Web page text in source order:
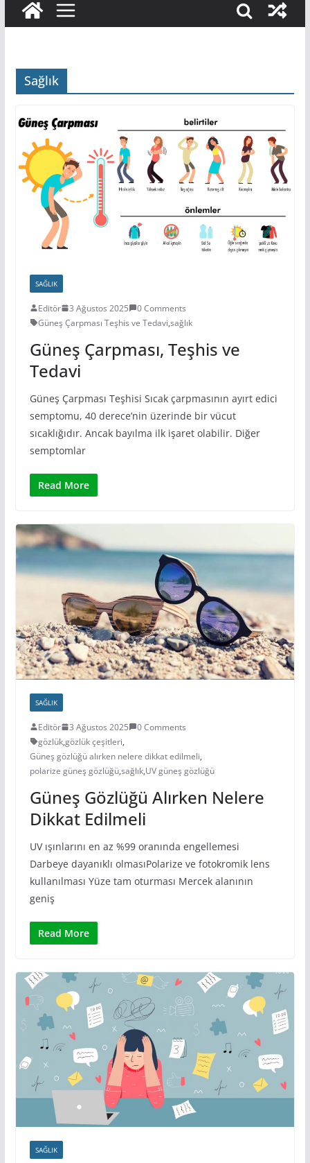
Sağlık
SAĞLIK
Editör 3 Ağustos 2025
0 Comments
Güneş Çarpması Teşhis ve Tedavi,sağlık
Güneş Çarpması, Teşhis ve
Tedavi
Güneş Çarpması Teşhisi Sıcak çarpmasının ayırt edici
semptomu, 40 derece’nin üzerinde bir vücut
sıcaklığıdır. Ancak bayılma ilk işaret olabilir. Diğer
semptomlar
Read More
SAĞLIK
Editör 3 Ağustos 2025
0 Comments
gözlük,gözlük çeşitleri,
Güneş gözlüğü alırken nelere dikkat edilmeli,
polarize güneş gözlüğü,sağlık,UV güneş gözlüğü
Güneş Gözlüğü Alırken Nelere
Dikkat Edilmeli
UV ışınlarını en az %99 oranında engellemesi
Darbeye dayanıklı olmasıPolarize ve fotokromik lens
kullanılması Yüze tam oturması Mercek alanının
geniş
Read More
SAĞLIK